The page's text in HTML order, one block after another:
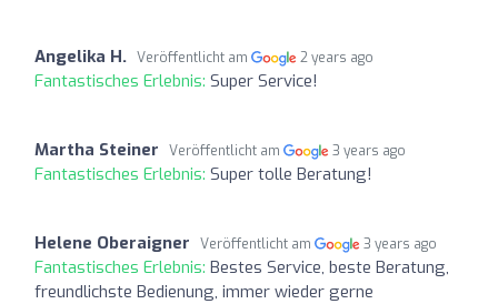
Angelika H. Veröffentlicht am 2 years ago
Fantastisches Erlebnis: Super Service!
Martha Steiner Veröffentlicht am 3 years ago
Fantastisches Erlebnis: Super tolle Beratung!
Helene Oberaigner Veröffentlicht am 3 years ago
Fantastisches Erlebnis: Bestes Service, beste Beratung,
freundlichste Bedienung, immer wieder gerne